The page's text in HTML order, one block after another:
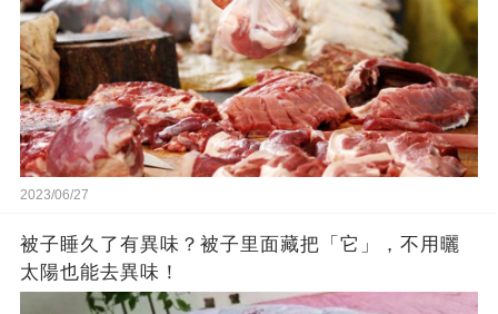
2023/06/27
被子睡久了有異味？被子里面藏把「它」，不用曬
太陽也能去異味！